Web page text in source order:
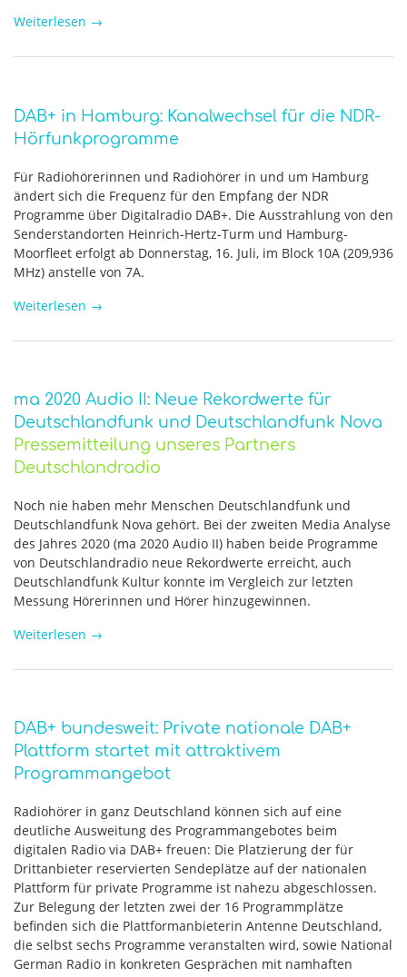
Weiterlesen →
DAB+ in Hamburg: Kanalwechsel für die NDR-
Hörfunkprogramme
Für Radiohörerinnen und Radiohörer in und um Hamburg
ändert sich die Frequenz für den Empfang der NDR
Programme über Digitalradio DAB+. Die Ausstrahlung von den
Senderstandorten Heinrich-Hertz-Turm und Hamburg-
Moorfleet erfolgt ab Donnerstag, 16. Juli, im Block 10A (209,936
MHz) anstelle von 7A.
Weiterlesen →
ma 2020 Audio II: Neue Rekordwerte für
Deutschlandfunk und Deutschlandfunk Nova
Pressemitteilung unseres Partners
Deutschlandradio
Noch nie haben mehr Menschen Deutschlandfunk und
Deutschlandfunk Nova gehört. Bei der zweiten Media Analyse
des Jahres 2020 (ma 2020 Audio II) haben beide Programme
von Deutschlandradio neue Rekordwerte erreicht, auch
Deutschlandfunk Kultur konnte im Vergleich zur letzten
Messung Hörerinnen und Hörer hinzugewinnen.
Weiterlesen →
DAB+ bundesweit: Private nationale DAB+
Plattform startet mit attraktivem
Programmangebot
Radiohörer in ganz Deutschland können sich auf eine
deutliche Ausweitung des Programmangebotes beim
digitalen Radio via DAB+ freuen: Die Platzierung der für
Drittanbieter reservierten Sendeplätze auf der nationalen
Plattform für private Programme ist nahezu abgeschlossen.
Zur Belegung der letzten zwei der 16 Programmplätze
befinden sich die Plattformanbieterin Antenne Deutschland,
die selbst sechs Programme veranstalten wird, sowie National
German Radio in konkreten Gesprächen mit namhaften